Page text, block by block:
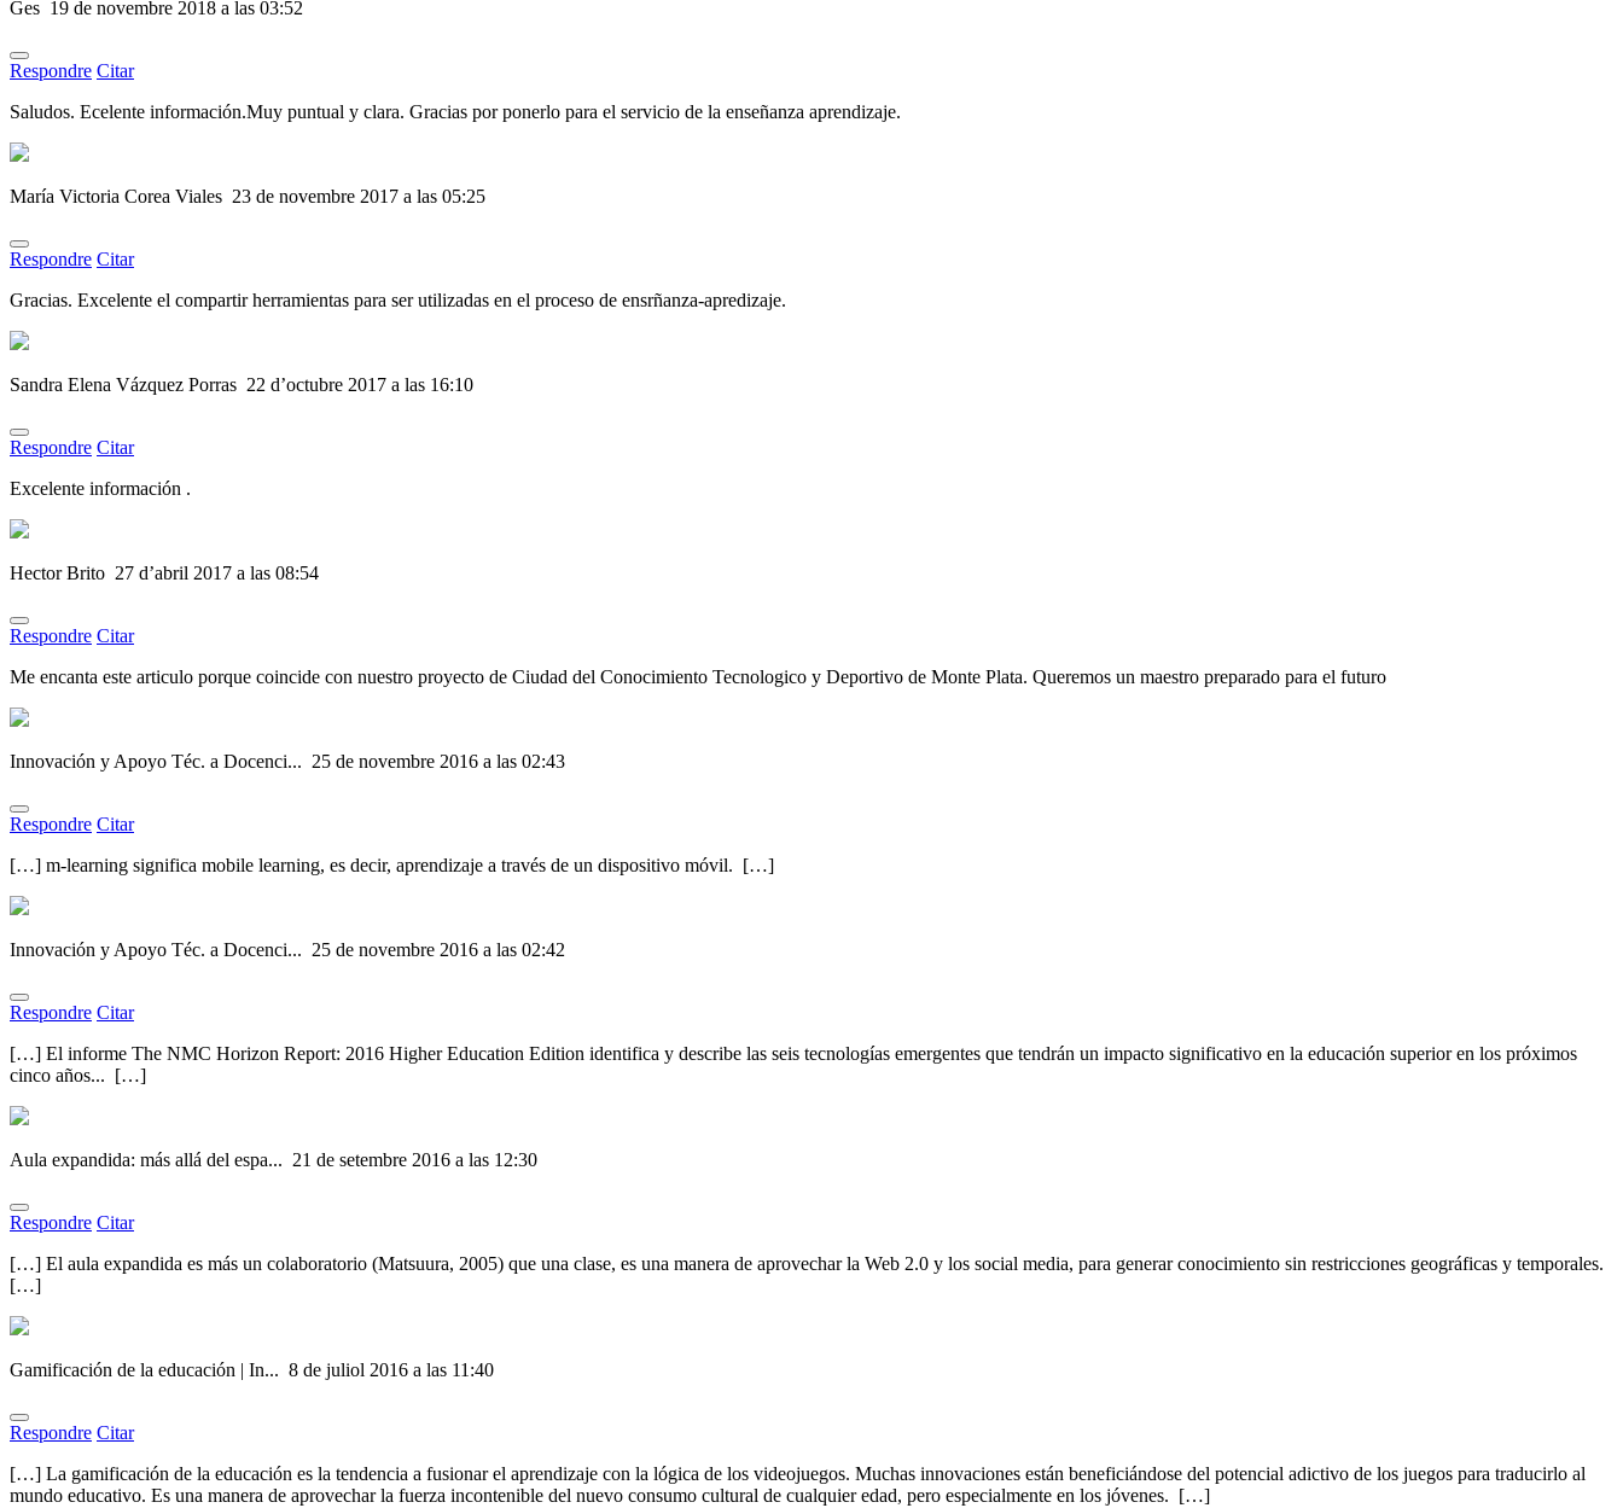
Ges 19 de novembre 2018 a las 03:52
Respondre Citar
Saludos. Ecelente información.Muy puntual y clara. Gracias por ponerlo para el servicio de la enseñanza aprendizaje.
María Victoria Corea Viales 23 de novembre 2017 a las 05:25
Respondre Citar
Gracias. Excelente el compartir herramientas para ser utilizadas en el proceso de ensrñanza-apredizaje.
Sandra Elena Vázquez Porras 22 d’octubre 2017 a las 16:10
Respondre Citar
Excelente información .
Hector Brito 27 d’abril 2017 a las 08:54
Respondre Citar
Me encanta este articulo porque coincide con nuestro proyecto de Ciudad del Conocimiento Tecnologico y Deportivo de Monte Plata. Queremos un maestro preparado para el futuro
Innovación y Apoyo Téc. a Docenci... 25 de novembre 2016 a las 02:43
Respondre Citar
[…] m-learning significa mobile learning, es decir, aprendizaje a través de un dispositivo móvil. […]
Innovación y Apoyo Téc. a Docenci... 25 de novembre 2016 a las 02:42
Respondre Citar
[…] El informe The NMC Horizon Report: 2016 Higher Education Edition identifica y describe las seis tecnologías emergentes que tendrán un impacto significativo en la educación superior en los próximos
cinco años... […]
Aula expandida: más allá del espa... 21 de setembre 2016 a las 12:30
Respondre Citar
[…] El aula expandida es más un colaboratorio (Matsuura, 2005) que una clase, es una manera de aprovechar la Web 2.0 y los social media, para generar conocimiento sin restricciones geográficas y temporales.
[…]
Gamificación de la educación | In... 8 de juliol 2016 a las 11:40
Respondre Citar
[…] La gamificación de la educación es la tendencia a fusionar el aprendizaje con la lógica de los videojuegos. Muchas innovaciones están beneficiándose del potencial adictivo de los juegos para traducirlo al
mundo educativo. Es una manera de aprovechar la fuerza incontenible del nuevo consumo cultural de cualquier edad, pero especialmente en los jóvenes. […]